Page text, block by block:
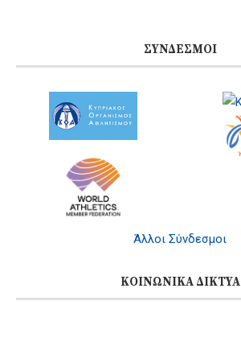
ΣΎΝΔΕΣΜΟΙ
Άλλοι Σύνδεσμοι
ΚΟΙΝΩΝΙΚΆ ΔΊΚΤΥΑ